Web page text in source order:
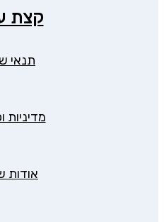
קצת
תנאי
מדיניות
אודות